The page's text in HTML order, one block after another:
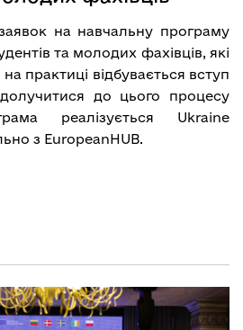
на навчальну програму
та молодих фахівців, які
практиці відбувається вступ
до цього процесу
реалізується Ukraine
з EuropeanHUB.